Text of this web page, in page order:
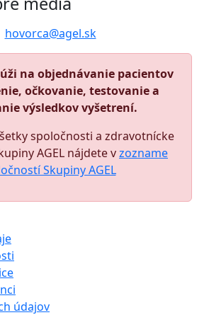
hovorca@agel.sk
na objednávanie pacientov
očkovanie, testovanie a
výsledkov vyšetrení.
spoločnosti a zdravotnícke
AGEL nájdete vzozname
Skupiny AGEL
údajov